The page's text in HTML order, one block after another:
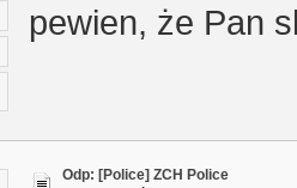
pewien, że Pan
Odp: [Police] ZCH Police